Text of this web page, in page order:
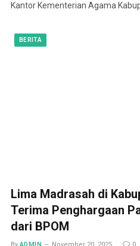
Kantor Kementerian Agama
BERITA
Lima Madrasah di
Terima Penghargaan
dari BPOM